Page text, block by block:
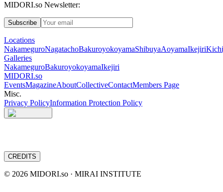
MIDORI.so Newsletter:
Subscribe
Locations
NakameguroNagatachoBakuroyokoyamaShibuyaAoyamaIkejiri
Galleries
NakameguroBakuroyokoyamaIkejiri
MIDORI.so
EventsMagazineAboutCollectiveContactMembers Page
Misc.
Privacy PolicyInformation Protection Policy
CREDITS
© 2026 MIDORI.so · MIRAI INSTITUTE